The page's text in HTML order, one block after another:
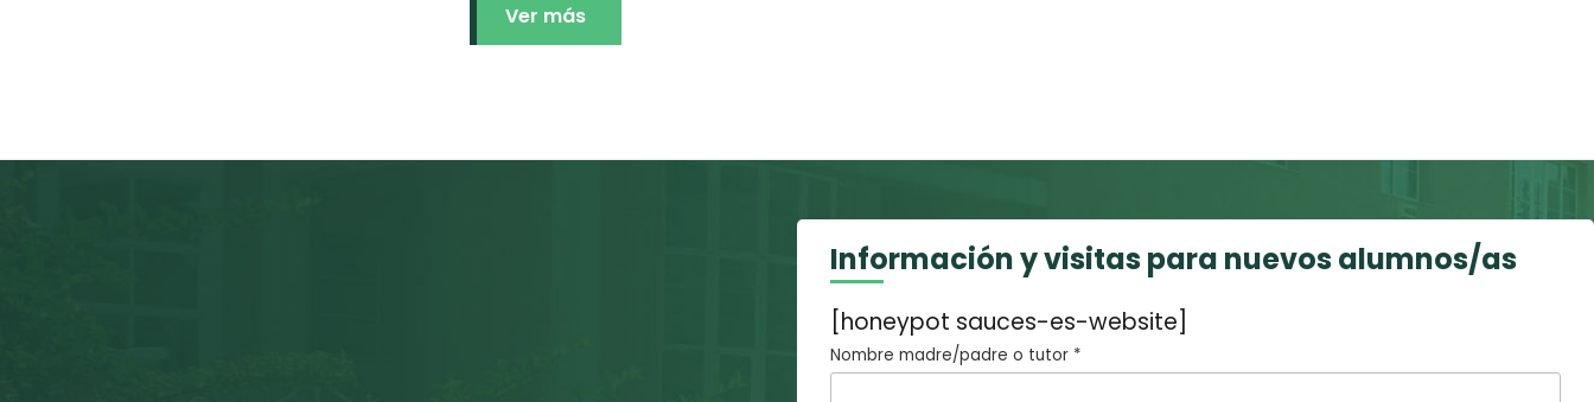
Ver más
Información y visitas para nuevos alumnos/as
[honeypot sauces-es-website]
Nombre madre/padre o tutor *